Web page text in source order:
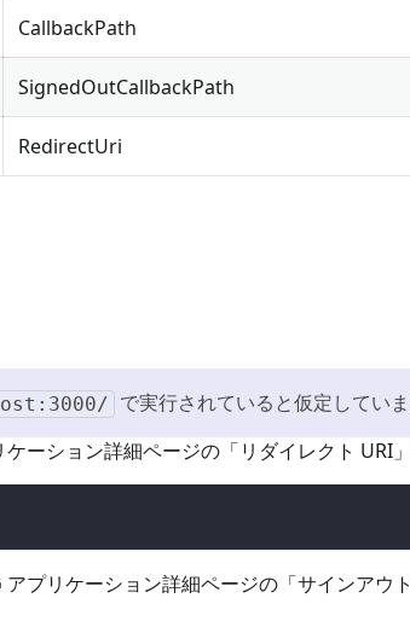
CallbackPath
SignedOutCallbackPath
RedirectUri
で実行されていると仮定していま
ーション詳細ページの「リダイレクト URI
プリケーション詳細ページの「サインアウ